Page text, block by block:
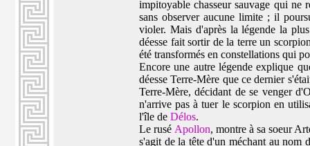
impitoyable chasseur sauvage qui ne
sans observer aucune limite ; il
violer. Mais d'après la légende la
déesse fait sortir de la terre un
été transformés en constellations qui
Encore une autre légende explique
déesse Terre-Mère que ce dernier
Terre-Mère, décidant de se venger
n'arrive pas à tuer le scorpion en
l'île de Délos.
Le rusé Apollon, montre à sa soeur
s'agit de la tête d'un méchant au nom